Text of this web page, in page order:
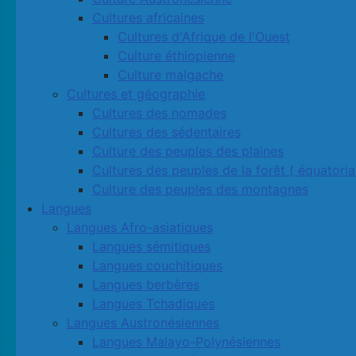
Cultures africaines
Cultures d'Afrique de l'Ouest
Culture éthiopienne
Culture malgache
Cultures et géographie
Cultures des nomades
Cultures des sédentaires
Culture des peuples des plaines
Cultures des peuples de la forêt (
Culture des peuples des montagnes
Langues
Langues Afro-asiatiques
Langues sémitiques
Langues couchitiques
Langues berbères
Langues Tchadiques
Langues Austronésiennes
Langues Malayo-Polynésiennes